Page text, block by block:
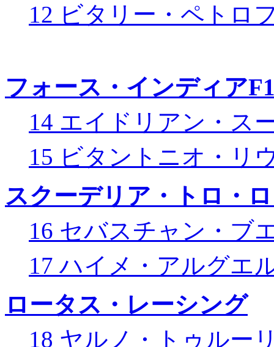
12 ビタリー・ペトロ
フォース・インディア
14 エイドリアン・ス
15 ビタントニオ・リ
スクーデリア・トロ・
16 セバスチャン・ブ
17 ハイメ・アルグエ
ロータス・レーシング
18 ヤルノ・トゥルー